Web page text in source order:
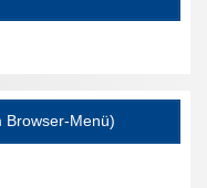
Browser-Menü)